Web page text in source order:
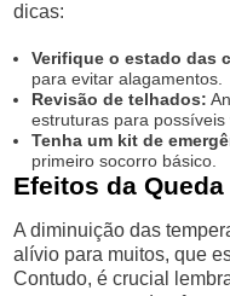
dicas:
Verifique o estado das
para evitar alagamentos.
Revisão de telhados:
estruturas para possíveis
Tenha um kit de
primeiro socorro básico.
Efeitos da
A diminuição das
alívio para muitos, que
Contudo, é crucial